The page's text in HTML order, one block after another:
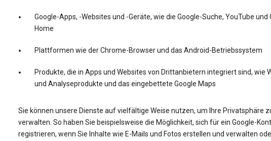
Google-Apps, -Websites und -Geräte, wie die Google-Suche, YouTube und
Home
Plattformen wie der Chrome-Browser und das Android-Betriebssystem
Produkte, die in Apps und Websites von Drittanbietern integriert sind, wie
und Analyseprodukte und das eingebettete Google Maps
Sie können unsere Dienste auf vielfältige Weise nutzen, um Ihre Privatsphäre
verwalten. So haben Sie beispielsweise die Möglichkeit, sich für ein Google-
registrieren, wenn Sie Inhalte wie E-Mails und Fotos erstellen und verwalten